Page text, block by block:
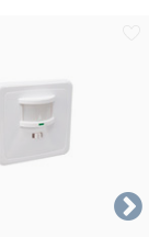
